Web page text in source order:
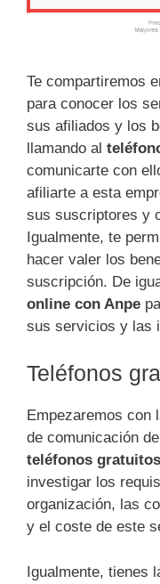
Te compartiremos
para conocer los
sus afiliados y los
llamando al
comunicarte con
afiliarte a esta
sus suscriptores y
Igualmente, te
hacer valer los
suscripción. De
online con Anpe
sus servicios y las
Teléfonos
Empezaremos con
de comunicación
teléfonos
investigar los
organización, las
y el coste de este
Igualmente, tienes